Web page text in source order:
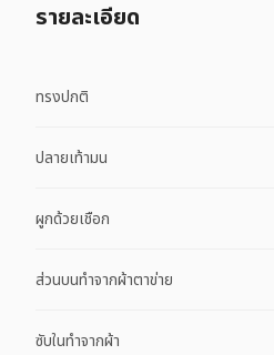
รายละเอียด
ทรงปกติ
ปลายเท้ามน
ผูกด้วยเชือก
ส่วนบนทำจากผ้าตาข่าย
ซับในทำจากผ้า